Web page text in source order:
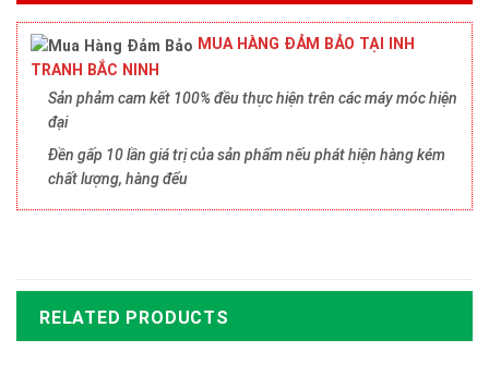
MUA HÀNG ĐẢM BẢO TẠI INH
TRANH BẮC NINH
Sản phảm cam kết 100% đều thực hiện trên các máy móc hiện
đại
Đền gấp 10 lần giá trị của sản phẩm nếu phát hiện hàng kém
chất lượng, hàng đểu
RELATED PRODUCTS